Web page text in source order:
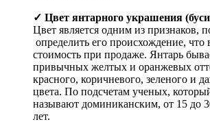
✓ Цвет янтарного украшения
Цвет является одним из признаков,
определить его происхождение, что
стоимость при продаже. Янтарь
привычных желтых и оранжевых
красного, коричневого, зеленого и
цвета. По подсчетам ученых,
называют доминиканским, от 15 до
лет.